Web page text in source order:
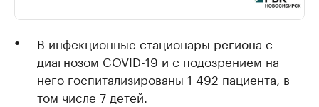
В инфекционные стационары региона с
диагнозом COVID-19 и с подозрением на
него госпитализированы 1 492 пациента, в
том числе 7 детей.